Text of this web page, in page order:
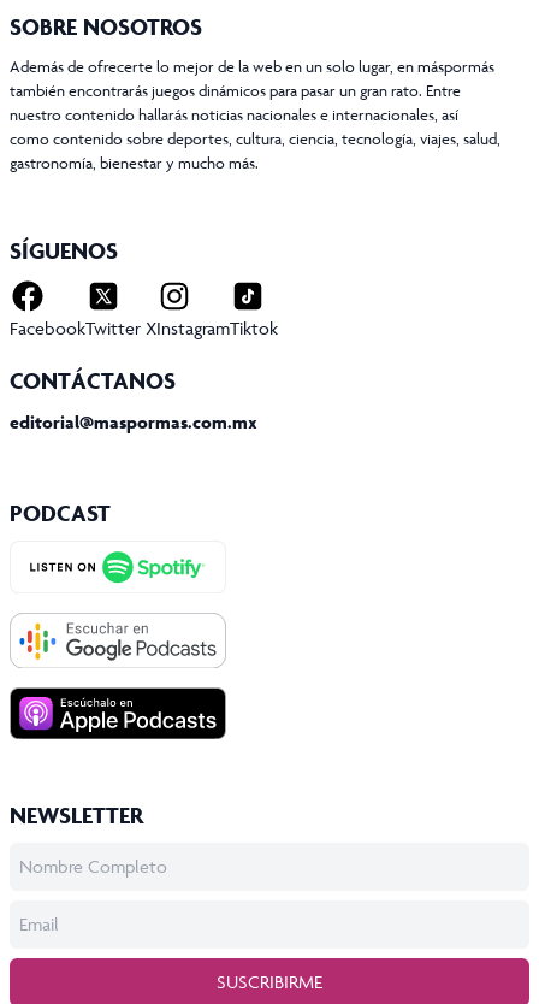
SOBRE NOSOTROS
Además de ofrecerte lo mejor de la web en un solo lugar, en máspormás
también encontrarás juegos dinámicos para pasar un gran rato. Entre
nuestro contenido hallarás noticias nacionales e internacionales, así
como contenido sobre deportes, cultura, ciencia, tecnología, viajes, salud,
gastronomía, bienestar y mucho más.
SÍGUENOS
FacebookTwitter XInstagramTiktok
CONTÁCTANOS
editorial@maspormas.com.mx
PODCAST
NEWSLETTER
SUSCRIBIRME